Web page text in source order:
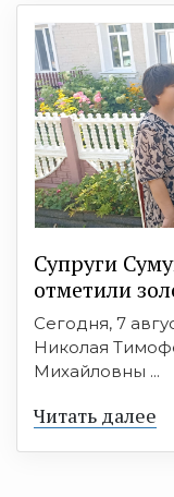
Супруги
отметили
Сегодня, 7
Николая
Михайловны ...
Читать далее